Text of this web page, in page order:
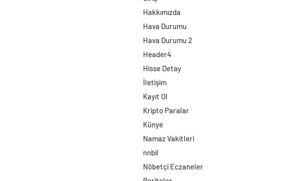
Hakkımızda
Hava Durumu
Hava Durumu 2
Header4
Hisse Detay
İletişim
Kayıt Ol
Kripto Paralar
Künye
Namaz Vakitleri
nnbil
Nöbetçi Eczaneler